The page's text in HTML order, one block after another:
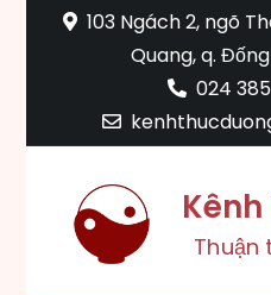
Skip
103 Ngách 2, ngõ
Quang, q.
024
Thuận